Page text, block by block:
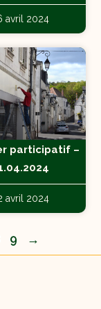
avril 2024
participatif –
avril 2024
9 →